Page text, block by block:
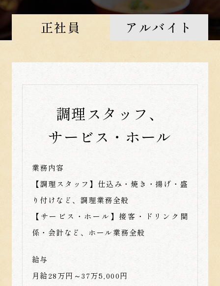
正社員 アルバイト
調理スタッフ、
サービス・ホール
業務内容
【調理スタッフ】仕込み・焼き・揚げ・盛
り付けなど、調理業務全般
【サービス・ホール】接客・ドリンク関
係・会計など、ホール業務全般
給与
月給28万円～37万5,000円